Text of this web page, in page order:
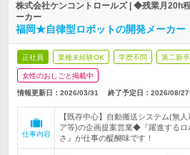
株式会社ケンコントロールズ | ◆残業月20h
ーカー
福岡★自律型ロボットの開発メーカ
正社員 業種未経験OK 学歴不問 第二新
女性のおしごと掲載中
情報更新日：2026/03/31 終了予定日： 2026/08/27
仕事内容
【既存中心】自動搬送システム(無
ア等)の企画提案営業◆『躍進するロ
さ』が仕事の醍醐味です！